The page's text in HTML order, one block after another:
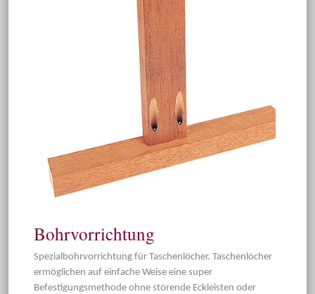
Bohrvorrichtung
Spezialbohrvorrichtung für Taschenlöcher. Taschenlöcher
ermöglichen auf einfache Weise eine super
Befestigungsmethode ohne störende Eckleisten oder